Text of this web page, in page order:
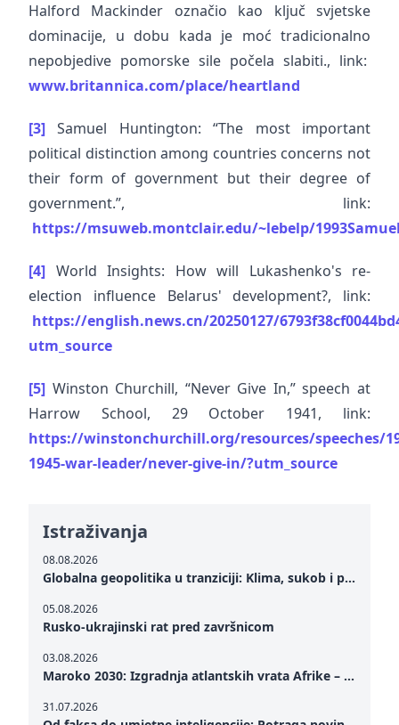
Halford Mackinder označio kao ključ svjetske
dominacije, u dobu kada je moć tradicionalno
nepobjedive pomorske sile počela slabiti., link:
www.britannica.com/place/heartland
[3] Samuel Huntington: “The most important
political distinction among countries concerns not
their form of government but their degree of
government.”, link:
https://msuweb.montclair.edu/~lebelp/
[4] World Insights: How will Lukashenko's re-
election influence Belarus' development?, link:
https://english.news.cn/20250127/
utm_source
[5] Winston Churchill, “Never Give In,” speech at
Harrow School, 29 October 1941, link:
https://winstonchurchill.org/resources/speeches/
1945-war-leader/never-give-in/?utm_source
Istraživanja
08.08.2026
Globalna geopolitika u tranziciji: Klima, sukob i potraga za mirom
05.08.2026
Rusko-ukrajinski rat pred završnicom
03.08.2026
Maroko 2030: Izgradnja atlantskih vrata Afrike – od Tangera u Mediteranu do novog geopolitičkog koridora
31.07.2026